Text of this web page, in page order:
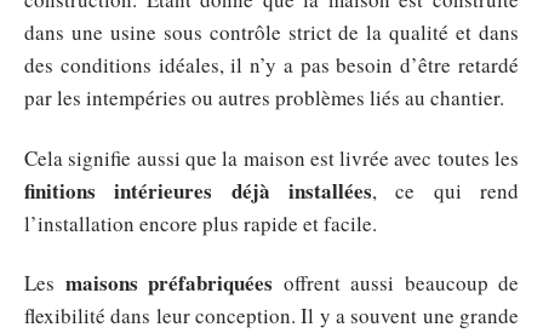
dans une usine sous contrôle strict de la qualité et dans
des conditions idéales, il n’y a pas besoin d’être retardé
par les intempéries ou autres problèmes liés au chantier.
Cela signifie aussi que la maison est livrée avec toutes les
finitions intérieures déjà installées, ce qui rend
l’installation encore plus rapide et facile.
Les maisons préfabriquées offrent aussi beaucoup de
flexibilité dans leur conception. Il y a souvent une grande